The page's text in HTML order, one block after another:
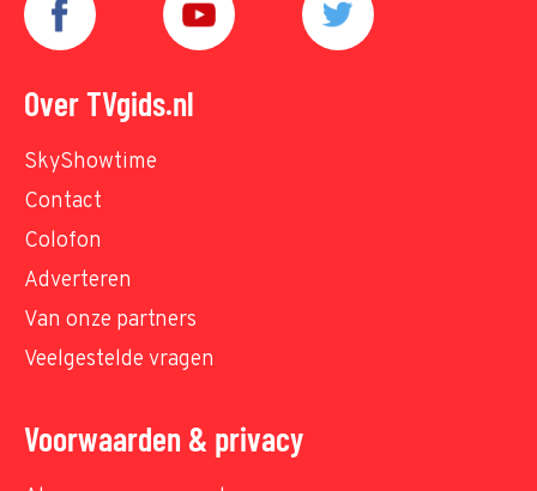
Over TVgids.nl
SkyShowtime
Contact
Colofon
Adverteren
Van onze partners
Veelgestelde vragen
Voorwaarden & privacy